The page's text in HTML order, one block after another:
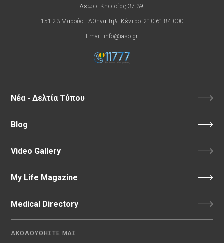
Λεωφ. Κηφισίας 37-39,
151 23 Μαρούσι, Αθήνα Τηλ. Κέντρο: 210 61 84 000
Email: info@iaso.gr
Νέα - Δελτία Τύπου
Blog
Video Gallery
My Life Magazine
Medical Directory
ΑΚΟΛΟΥΘΗΣΤΕ ΜΑΣ